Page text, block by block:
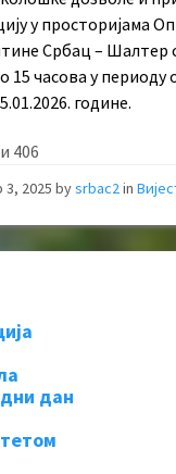
у просторијама
Србац – Шалтер
15 часова у периоду
године.
406
2025 bysrbac2in
дан